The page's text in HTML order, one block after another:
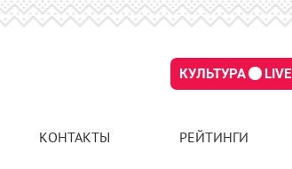
КУЛЬТУРА LIVE
КОНТАКТЫ РЕЙТИНГИ